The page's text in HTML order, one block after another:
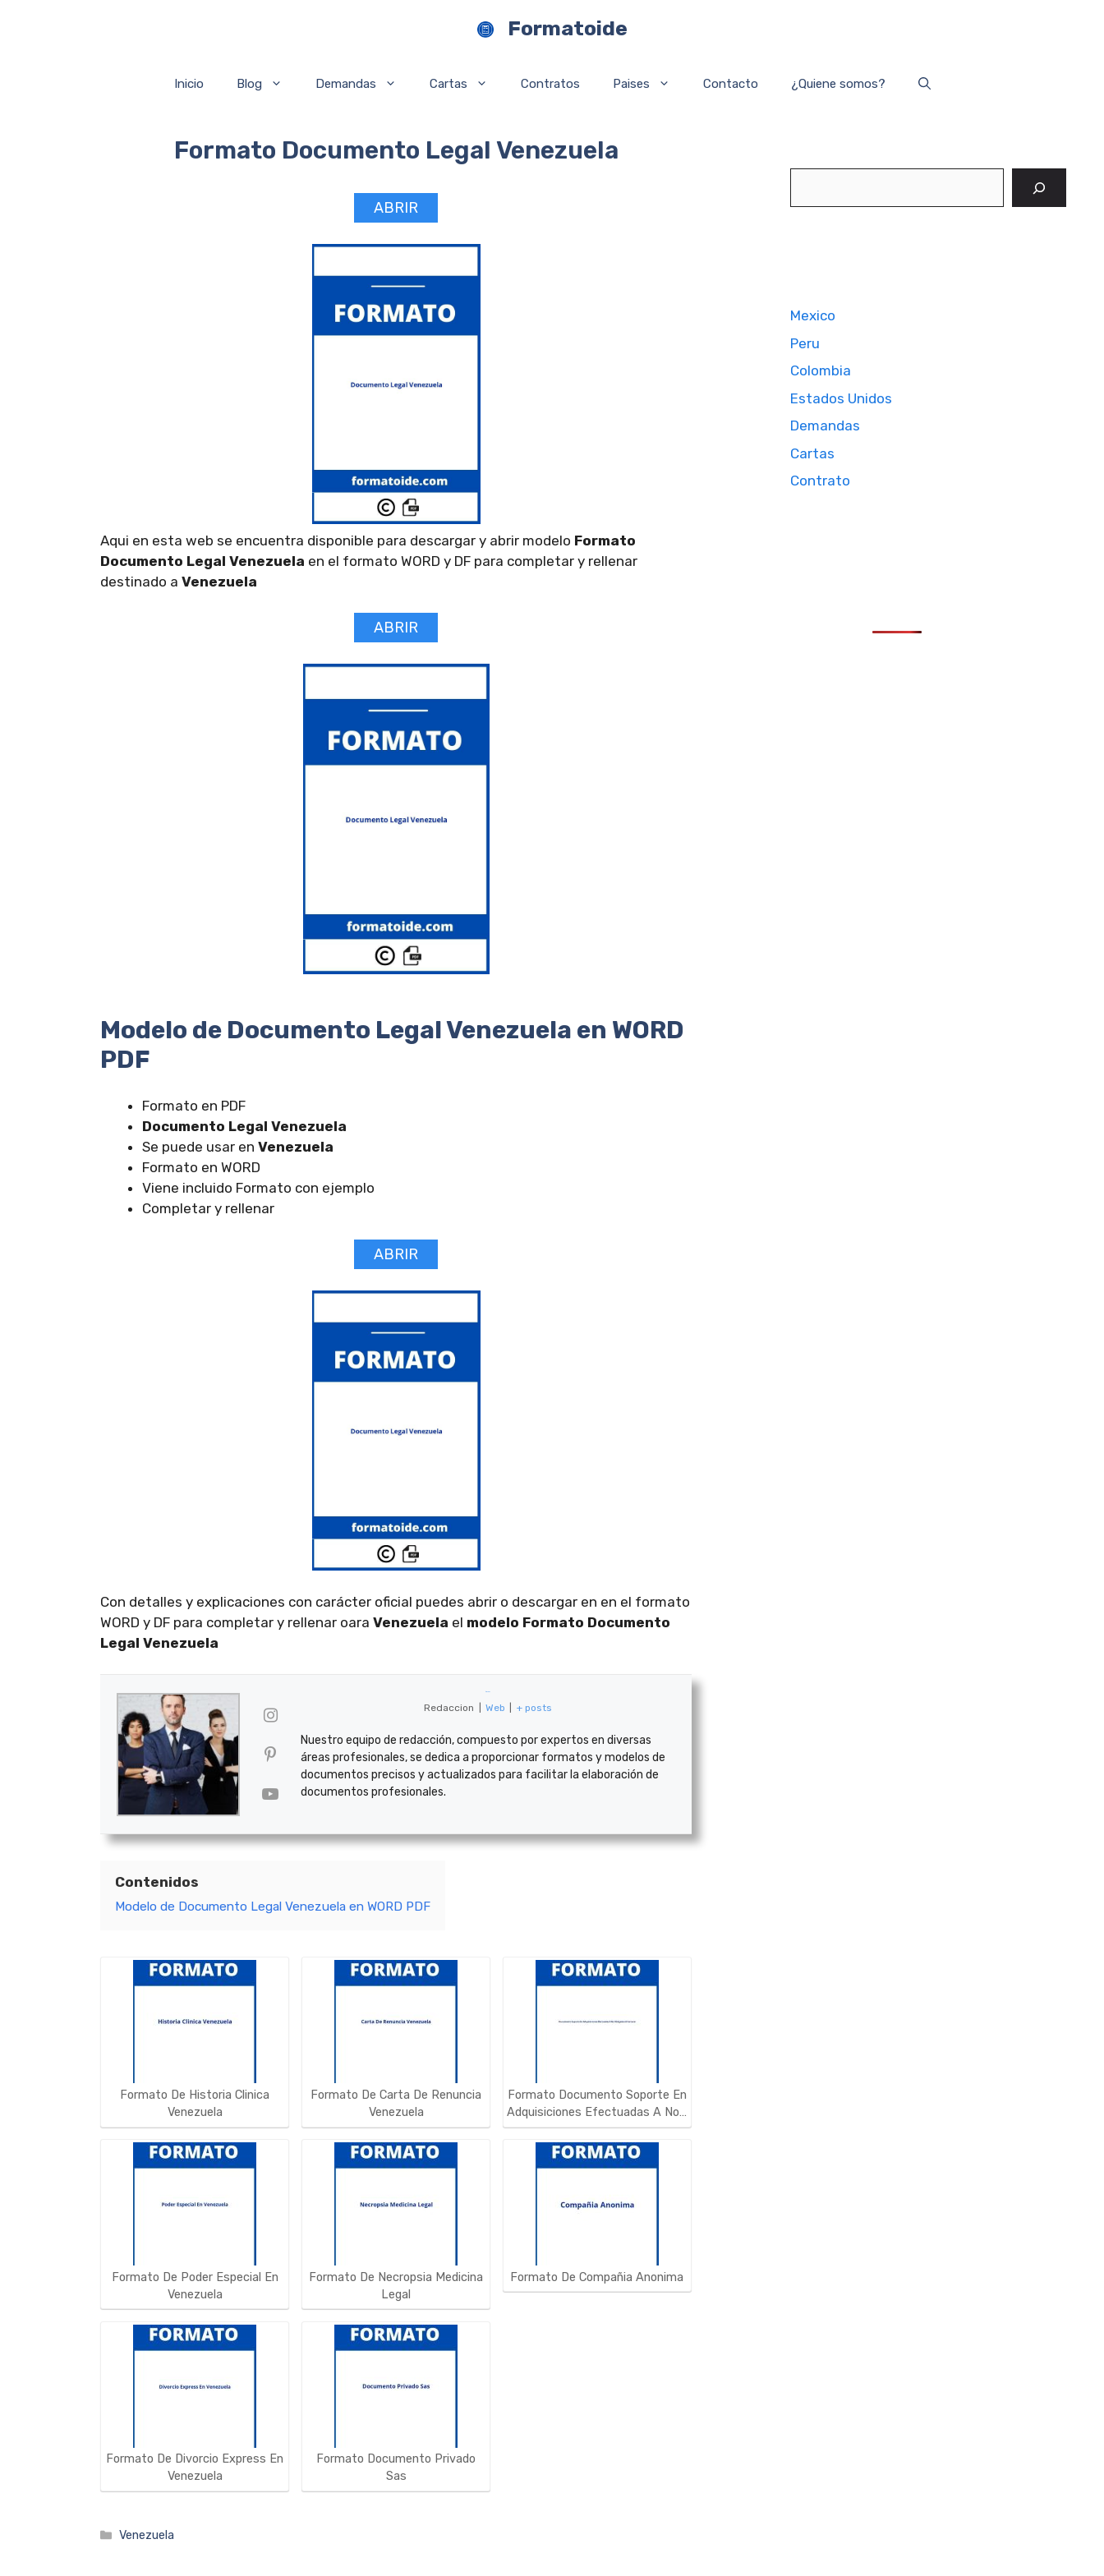
Formatoide
Inicio Blog Demandas Cartas Contratos Paises Contacto ¿Quiene somos?
Formato Documento Legal Venezuela
ABRIR
Aqui en esta web se encuentra disponible para descargar y abrir modelo Formato
Documento Legal Venezuela en el formato WORD y DF para completar y rellenar
destinado a Venezuela
ABRIR
Modelo de Documento Legal Venezuela en WORD
PDF
Formato en PDF
Documento Legal Venezuela
Se puede usar en Venezuela
Formato en WORD
Viene incluido Formato con ejemplo
Completar y rellenar
ABRIR
Con detalles y explicaciones con carácter oficial puedes abrir o descargar en en el formato
WORD y DF para completar y rellenar oara Venezuela el modelo Formato Documento
Legal Venezuela
Redaccion Web + posts
Nuestro equipo de redacción, compuesto por expertos en diversas
áreas profesionales, se dedica a proporcionar formatos y modelos de
documentos precisos y actualizados para facilitar la elaboración de
documentos profesionales.
Contenidos
Modelo de Documento Legal Venezuela en WORD PDF
Formato De Historia Clinica
Venezuela
Formato De Poder Especial En
Venezuela
Formato De Divorcio Express En
Venezuela
Formato De Carta De Renuncia
Venezuela
Formato De Necropsia Medicina
Legal
Formato Documento Privado
Sas
Formato Documento Soporte En
Adquisiciones Efectuadas A No…
Formato De Compañia Anonima
Categorías
Venezuela
Mexico
Peru
Colombia
Estados Unidos
Demandas
Cartas
Contrato